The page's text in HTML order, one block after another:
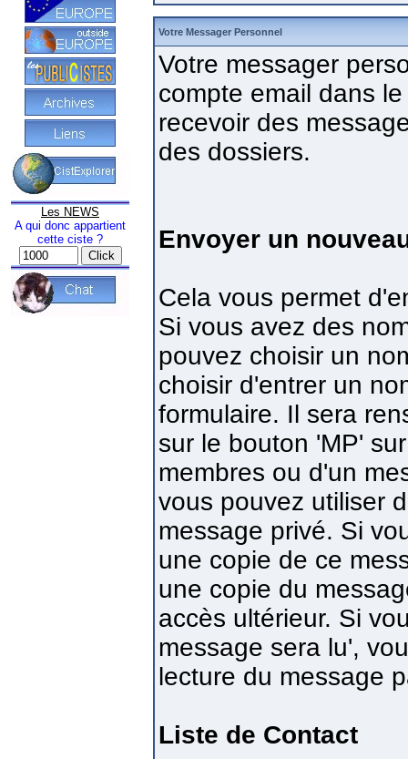
Les NEWS
A qui donc appartient
cette ciste ?
Votre Messager Personnel
Votre messager
compte email dans
recevoir des
des dossiers.
Envoyer un
Cela vous permet
Si vous avez des
pouvez choisir un
choisir d'entrer un
formulaire. Il sera
sur le bouton 'MP'
membres ou d'un
vous pouvez utiliser
message privé. Si
une copie de ce
une copie du
accès ultérieur. Si
message sera lu',
lecture du message
Liste de Contact